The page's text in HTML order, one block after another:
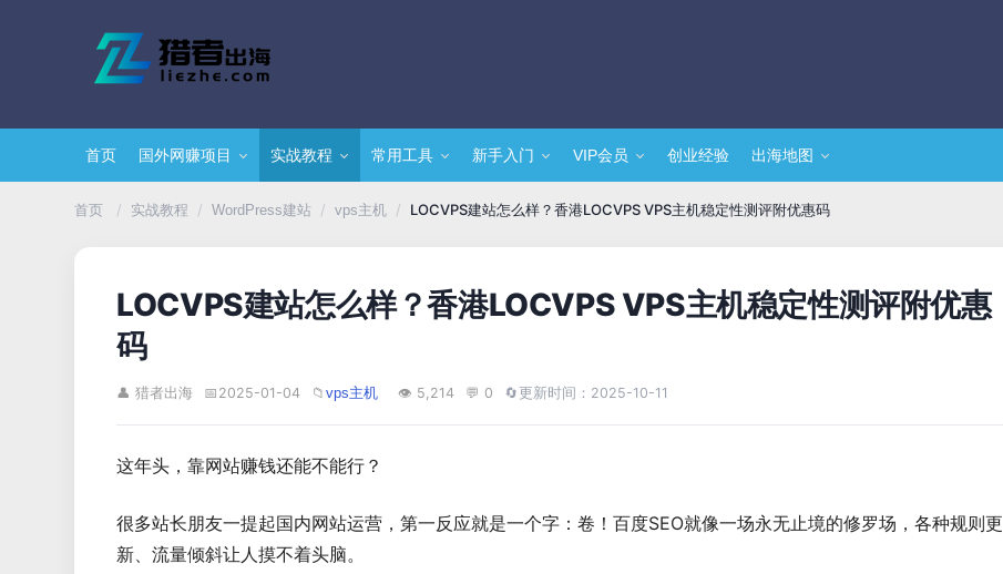
首页 国外网赚项目 实战教程 常用工具 新手入门 VIP会员 创业经验 出海地图
首页 / 实战教程 / WordPress建站 / vps主机 / LOCVPS建站怎么样？香港LOCVPS VPS主机稳定性测评附优惠码
LOCVPS建站怎么样？香港LOCVPS VPS主机稳定性测评附优惠
码
👤 猎者出海 📅 2025-01-04 📁vps主机 👁 5,214 💬 0 🔄更新时间：2025-10-11
这年头，靠网站赚钱还能不能行？
很多站长朋友一提起国内网站运营，第一反应就是一个字：卷！百度SEO就像一场永无止境的修罗场，各种规则更
新、流量倾斜让人摸不着头脑。